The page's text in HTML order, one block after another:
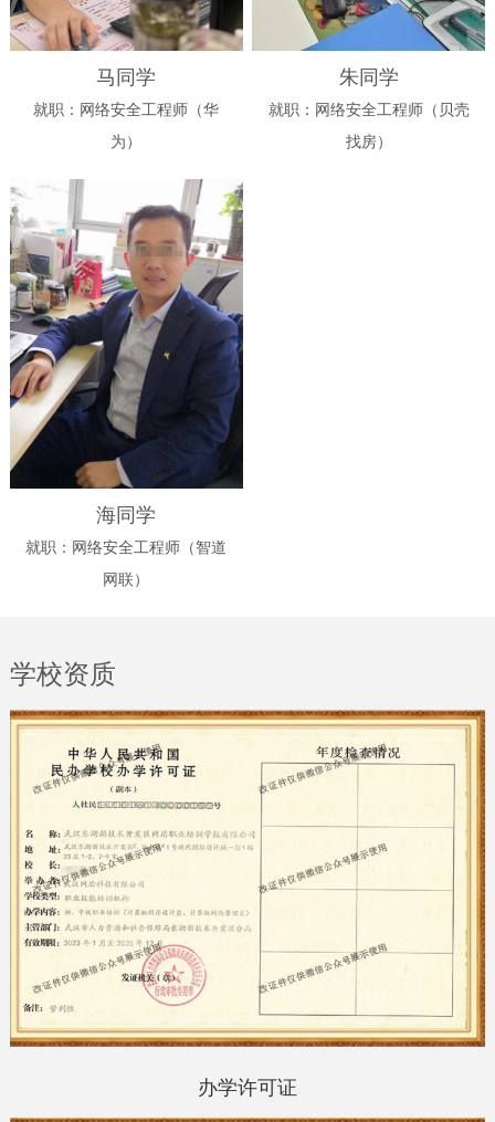
马同学
就职：网络安全工程师（华
为）
朱同学
就职：网络安全工程师（贝壳
找房）
海同学
就职：网络安全工程师（智道
网联）
学校资质
办学许可证